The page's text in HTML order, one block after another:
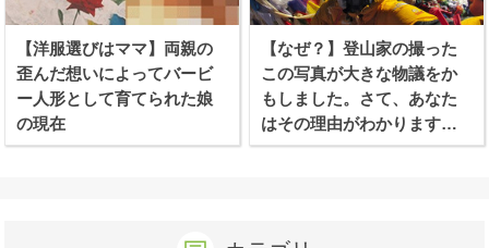
【洋服選びはママ】両親の
歪んだ想いによってバービ
ー人形として育てられた娘
の現在
【なぜ？】登山家の撮った
この写真が大きな物議をか
もしました。さて、あなた
はその理由がわかります
か？